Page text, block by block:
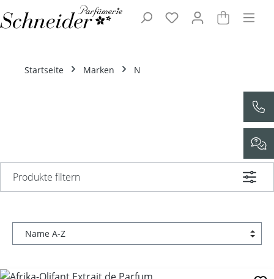
Zum Hauptinhalt springen
Startseite Marken N
Produkte filtern